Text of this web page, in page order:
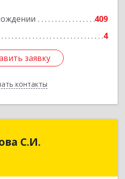
409
4
заявку
контакты
заявку
Назад
С.И.
обл, Первоуральск г,